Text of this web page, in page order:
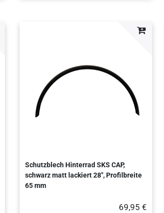
Schutzblech Hinterrad SKS CAP,
schwarz matt lackiert 28", Profilbreite
65 mm
69,95 €